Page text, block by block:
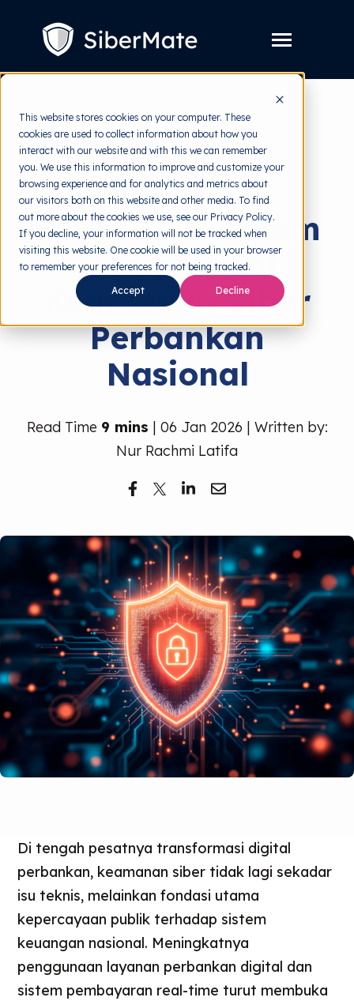
This website stores cookies on your computer. These
cookies are used to collect information about how you
interact with our website and with this we can remember
you. We use this information to improve and customize your
browsing experience and for analytics and metrics about
our visitors both on this website and other media. To find
out more about the cookies we use, see our Privacy Policy.
If you decline, your information will not be tracked when
visiting this website. One cookie will be used in your browser
to remember your preferences for not being tracked.
Accept Decline
Toggle
Layanan
children
for
Layanan
Harga
Resources Toggle
children
for
Resources
Tools Gratis Toggle
children
for
Tools
Tentang
Coba Gratis
back to HRMI
Kebijakan Keamanan
Peran OJK dalam
Memperkuat
Keamanan Siber
Perbankan
Nasional
Read Time 9 mins | 06 Jan 2026 | Written by:
Nur Rachmi Latifa
Di tengah pesatnya transformasi digital
perbankan, keamanan siber tidak lagi sekadar
isu teknis, melainkan fondasi utama
kepercayaan publik terhadap sistem
keuangan nasional. Meningkatnya
penggunaan layanan perbankan digital dan
sistem pembayaran real-time turut membuka